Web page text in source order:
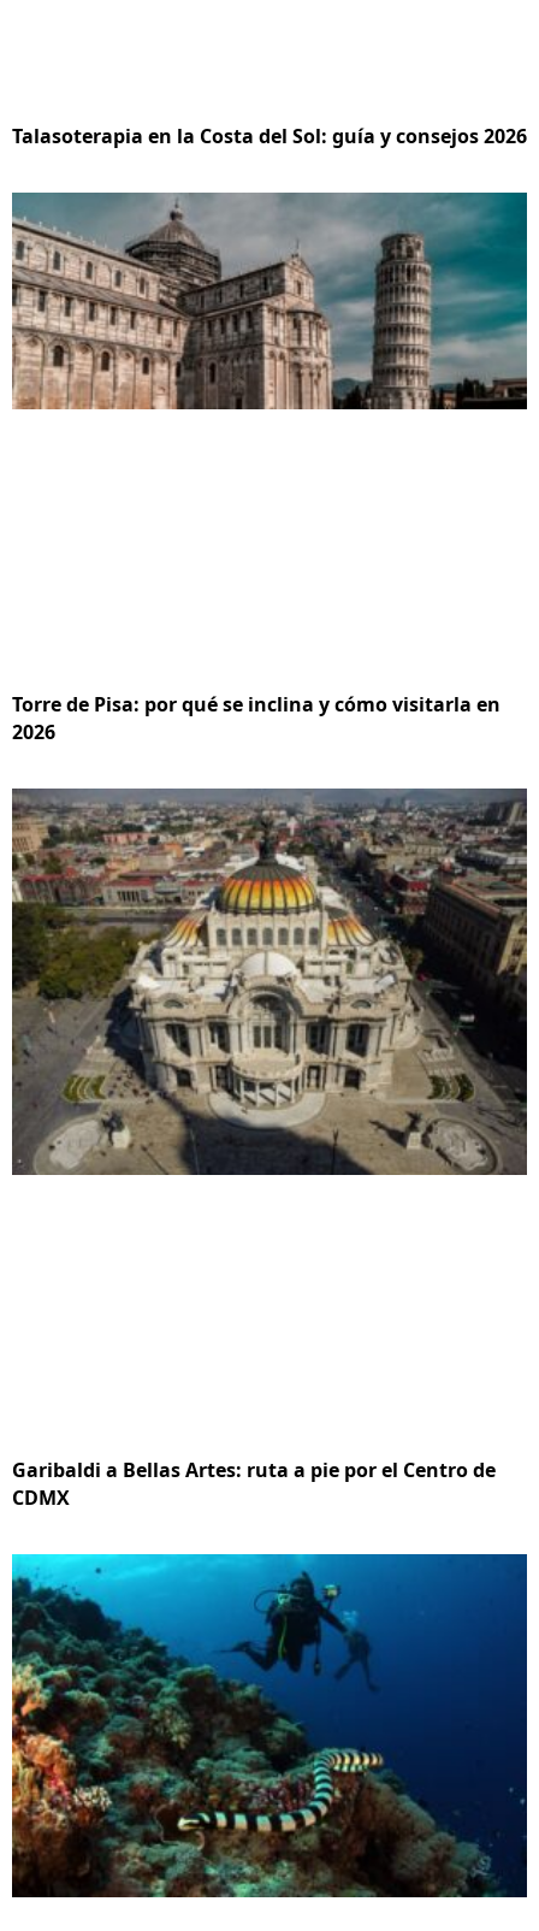
Talasoterapia en la Costa del Sol: guía y consejos 2026
Torre de Pisa: por qué se inclina y cómo visitarla en
2026
Garibaldi a Bellas Artes: ruta a pie por el Centro de
CDMX